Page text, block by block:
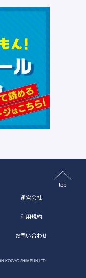
top
運営会社
利用規約
お問い合わせ
KOGYO SHIMBUN,LTD.